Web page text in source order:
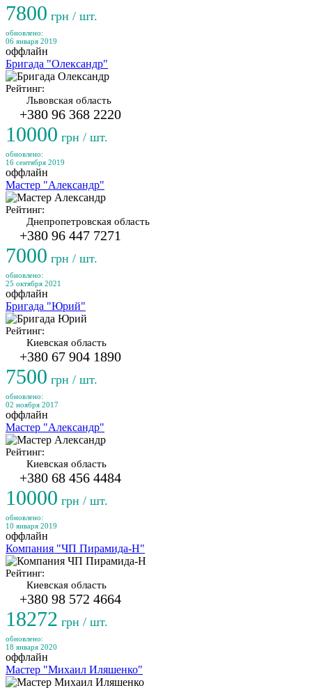
7800 грн / шт.
обновлено:
06 января 2019
оффлайн
Бригада "Олександр"
Рейтинг:
Львовская область
+380 96 368 2220
10000 грн / шт.
обновлено:
16 сентября 2019
оффлайн
Мастер "Александр"
Рейтинг:
Днепропетровская область
+380 96 447 7271
7000 грн / шт.
обновлено:
25 октября 2021
оффлайн
Бригада "Юрий"
Рейтинг:
Киевская область
+380 67 904 1890
7500 грн / шт.
обновлено:
02 ноября 2017
оффлайн
Мастер "Александр"
Рейтинг:
Киевская область
+380 68 456 4484
10000 грн / шт.
обновлено:
10 января 2019
оффлайн
Компания "ЧП Пирамида-Н"
Рейтинг:
Киевская область
+380 98 572 4664
18272 грн / шт.
обновлено:
18 января 2020
оффлайн
Мастер "Михаил Иляшенко"